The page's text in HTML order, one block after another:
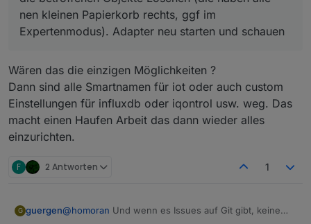
nen kleinen Papierkorb rechts, ggf im
Expertenmodus). Adapter neu starten und schauen
Wären das die einzigen Möglichkeiten ?
Dann sind alle Smartnamen für iot oder auch custom
Einstellungen für influxdb oder iqontrol usw. weg. Das
macht einen Haufen Arbeit das dann wieder alles
einzurichten.
F 2 Antworten 1
G guergen@homoran Und wenn es Issues auf Git gibt, keine